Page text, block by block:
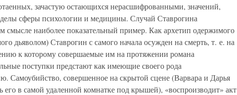
зачастую остающихся нерасшифрованными, значений,
сферы психологии и медицины. Случай Ставрогина
смысле наиболее показательный пример. Как архетип одержимого
дьяволом) Ставрогин с самого начала осужден на смерть, т. е. на
к которому совершаемые им на протяжении романа
поступки предстают как имеющие своего рода
Самоубийство, совершенное на скрытой сцене (Варвара и Дарья
в самой удаленной комнатке под крышей), «воспроизводит» акт